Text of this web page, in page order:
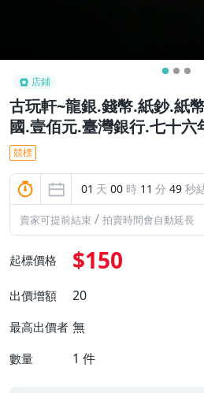
店鋪
古玩軒~龍銀.錢幣.紙鈔.紙
國.壹佰元.臺灣銀行.七十六
競標
01 天 00 時 11 分 48 秒
賣家可提前結束 / 拍賣時間會自動延長
起標價格 $150
出價增額 20
最高出價者 無
數量 1 件